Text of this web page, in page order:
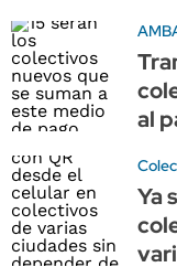
al
Ya